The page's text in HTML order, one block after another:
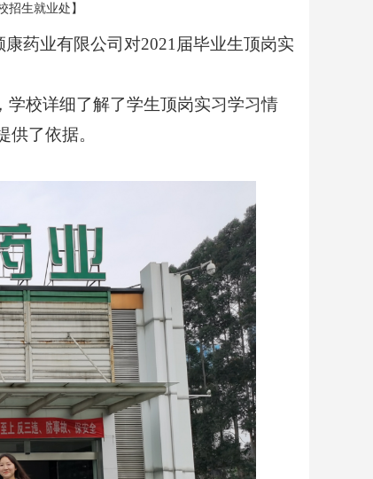
招生就业处】
药业有限公司对2021届毕业生顶岗实
校详细了解了学生顶岗实习学习情
了依据。